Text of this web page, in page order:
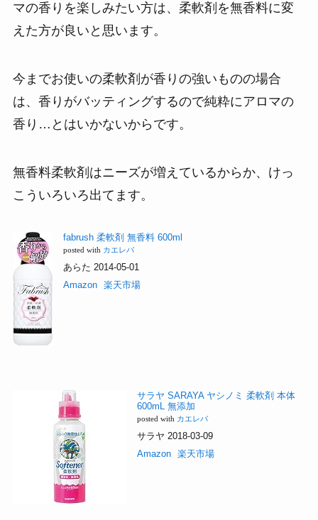
マの香りを楽しみたい方は、柔軟剤を無香料に変
えた方が良いと思います。
今までお使いの柔軟剤が香りの強いものの場合
は、香りがバッティングするので純粋にアロマの
香り…とはいかないからです。
無香料柔軟剤はニーズが増えているからか、けっ
こういろいろ出てます。
fabrush 柔軟剤 無香料 600ml
posted with カエレバ
あらた 2014-05-01
Amazon
楽天市場
サラヤ SARAYA ヤシノミ 柔軟剤 本体
600mL 無添加
posted with カエレバ
サラヤ 2018-03-09
Amazon
楽天市場